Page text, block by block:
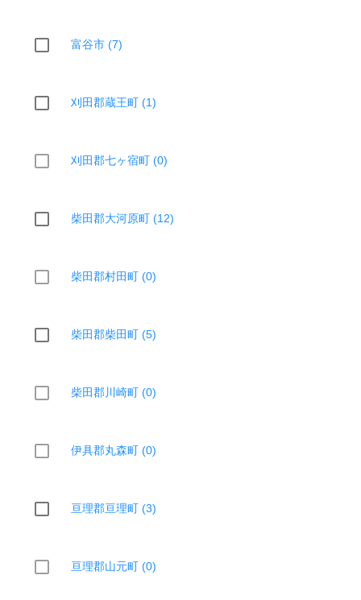
富谷市 (7)
刈田郡蔵王町 (1)
刈田郡七ヶ宿町 (0)
柴田郡大河原町 (12)
柴田郡村田町 (0)
柴田郡柴田町 (5)
柴田郡川崎町 (0)
伊具郡丸森町 (0)
亘理郡亘理町 (3)
亘理郡山元町 (0)